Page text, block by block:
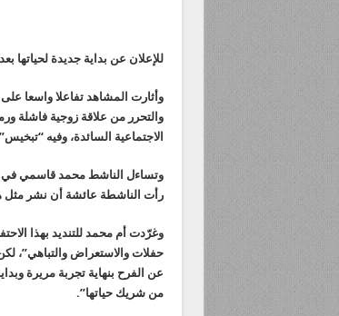
للإعلان عن بداية جديدة لحياتها
وأثارت المشاهد تفاعلا واسعا
والتحرر من علاقة زوجية فاشلة
الاجتماعية السائدة، وفيه
وتساءل الناشط محمد قاسمي في
رأت الناشطة عائشة أن نشر مثل
وغرّدت أم محمد للتنديد بهذا
حفلات والاستعراض والتباهي”،
عن الفرح بنهاية تجربة مريرة
من شريك حياتها”.